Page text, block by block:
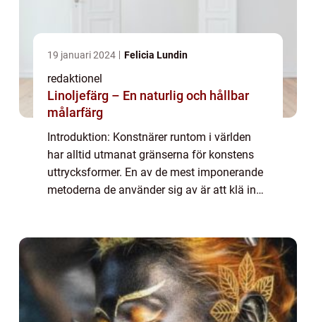
19 januari 2024 Felicia Lundin
redaktionel
Linoljefärg – En naturlig och hållbar
målarfärg
Introduktion: Konstnärer runtom i världen
har alltid utmanat gränserna för konstens
uttrycksformer. En av de mest imponerande
metoderna de använder sig av är att klä in